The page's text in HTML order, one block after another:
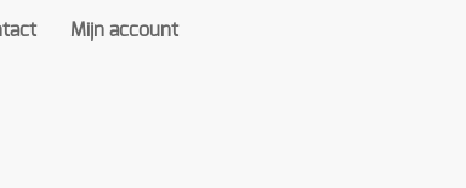
Mijn account